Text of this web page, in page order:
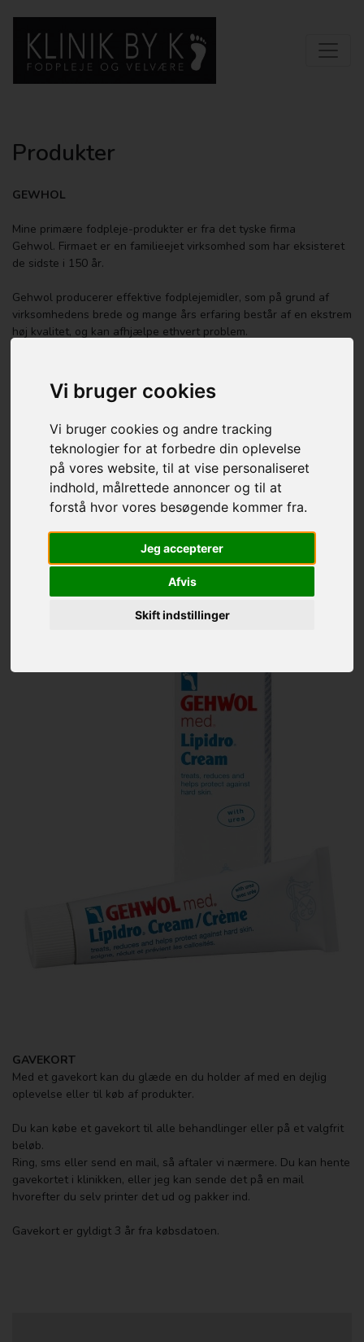
Vi bruger cookies
Vi bruger cookies og andre tracking
teknologier for at forbedre din oplevelse
på vores website, til at vise personaliseret
indhold, målrettede annoncer og til at
forstå hvor vores besøgende kommer fra.
Jeg accepterer
Afvis
Skift indstillinger
Produkter
GEWHOL
Mine primære fodpleje-produkter er fra det tyske firma
Gehwol. Firmaet er en familieejet virksomhed som har eksisteret
de sidste i 150 år.
Gehwol producerer effektive fodplejemidler, som på grund af
virksomhedens brede og mange års erfaring består af en ekstrem
høj kvalitet, og kan afhjælpe ethvert problem.
produkter, som jeg selv bruger samt sælger i fodklinikken.
Der findes en del aflastninger i klinikken, jeg vejleder og rådgiver
dig under behandling, hvad der vil være det bedste for dine
ANDRE PRODUKTER
Det sker at jeg har taget forskellige afprøvede produkter i
klinikken som jeg kun har i et begrænset parti.
Hold øje med min facebook side KLINIK BY K for nærmere info.
GAVEKORT
Med et gavekort kan du glæde en du holder af med en dejlig
oplevelse eller til køb af produkter.
Du kan købe et gavekort til alle behandlinger eller på et valgfrit
beløb.
Ring, sms eller send en mail, så aftaler vi nærmere. Du kan hente
gavekortet i klinikken, eller jeg kan sende det på en mail
hvorefter du selv printer det ud og pakker ind.
Gavekort er gyldigt 3 år fra købsdatoen.